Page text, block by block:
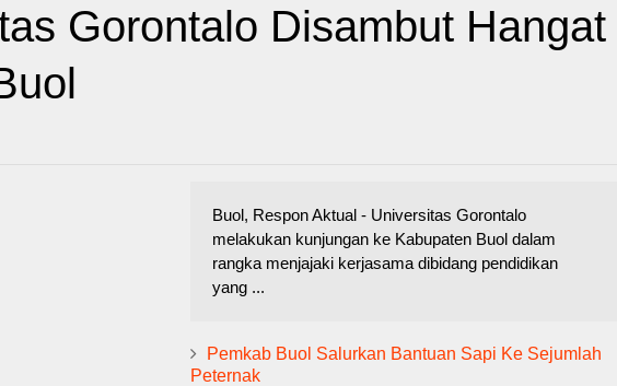
Gorontalo Disambut Hangat
Buol, Respon Aktual - Universitas Gorontalo
melakukan kunjungan ke Kabupaten Buol dalam
rangka menjajaki kerjasama dibidang pendidikan
yang ...
Pemkab Buol Salurkan Bantuan Sapi Ke Sejumlah
Peternak